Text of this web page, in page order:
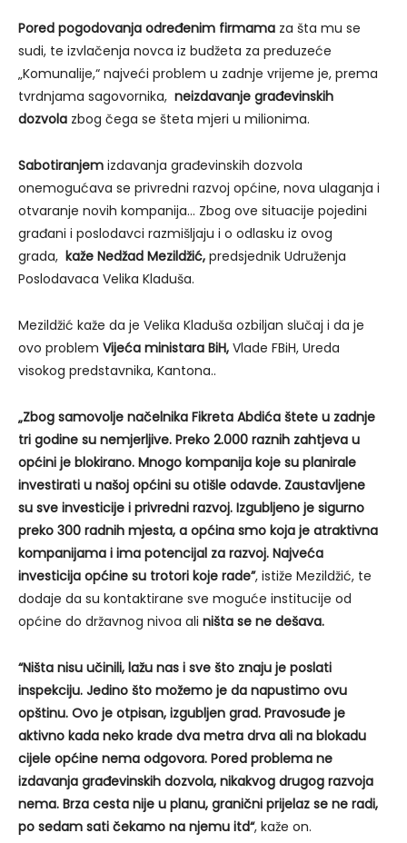
Pored pogodovanja određenim firmama za šta mu se
sudi, te izvlačenja novca iz budžeta za preduzeće
„Komunalije,“ najveći problem u zadnje vrijeme je, prema
tvrdnjama sagovornika, neizdavanje građevinskih
dozvola zbog čega se šteta mjeri u milionima.
Sabotiranjem izdavanja građevinskih dozvola
onemogućava se privredni razvoj općine, nova ulaganja i
otvaranje novih kompanija… Zbog ove situacije pojedini
građani i poslodavci razmišljaju i o odlasku iz ovog
grada, kaže Nedžad Mezildžić, predsjednik Udruženja
Poslodavaca Velika Kladuša.
Mezildžić kaže da je Velika Kladuša ozbiljan slučaj i da je
ovo problem Vijeća ministara BiH, Vlade FBiH, Ureda
visokog predstavnika, Kantona..
„Zbog samovolje načelnika Fikreta Abdića štete u zadnje
tri godine su nemjerljive. Preko 2.000 raznih zahtjeva u
općini je blokirano. Mnogo kompanija koje su planirale
investirati u našoj općini su otišle odavde. Zaustavljene
su sve investicije i privredni razvoj. Izgubljeno je sigurno
preko 300 radnih mjesta, a općina smo koja je atraktivna
kompanijama i ima potencijal za razvoj. Najveća
investicija općine su trotori koje rade”, istiže Mezildžić, te
dodaje da su kontaktirane sve moguće institucije od
općine do državnog nivoa ali ništa se ne dešava.
“Ništa nisu učinili, lažu nas i sve što znaju je poslati
inspekciju. Jedino što možemo je da napustimo ovu
opštinu. Ovo je otpisan, izgubljen grad. Pravosuđe je
aktivno kada neko krade dva metra drva ali na blokadu
cijele općine nema odgovora. Pored problema ne
izdavanja građevinskih dozvola, nikakvog drugog razvoja
nema. Brza cesta nije u planu, granični prijelaz se ne radi,
po sedam sati čekamo na njemu itd“, kaže on.